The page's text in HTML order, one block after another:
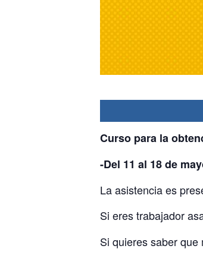
Curso para la
-Del 11 al 18 de
La asistencia es
Si eres trabajador
Si quieres saber